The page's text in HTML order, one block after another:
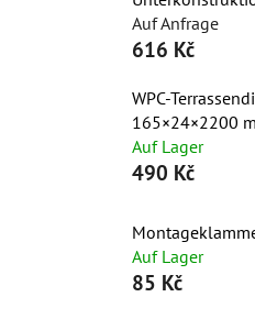
Auf Anfrage
616 Kč
WPC-
165×24×2200
Auf Lager
490 Kč
Auf Lager
85 Kč